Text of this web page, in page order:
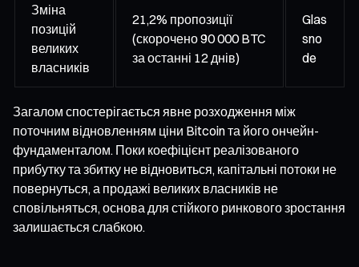
Зміна
позицій
великих
власників
21,2% пропозиції
(скорочено 90 000 BTC
за останні 12 днів)
Glas
sno
de
Загалом спостерігається явне розходження між
поточним відновленням ціни Bitcoin та його ончейн-
фундаменталом. Поки коефіцієнт реалізованого
прибутку та збитку не відновиться, капітальні потоки не
повернуться, а продажі великих власників не
сповільняться, основа для стійкого ринкового зростання
залишається слабкою.